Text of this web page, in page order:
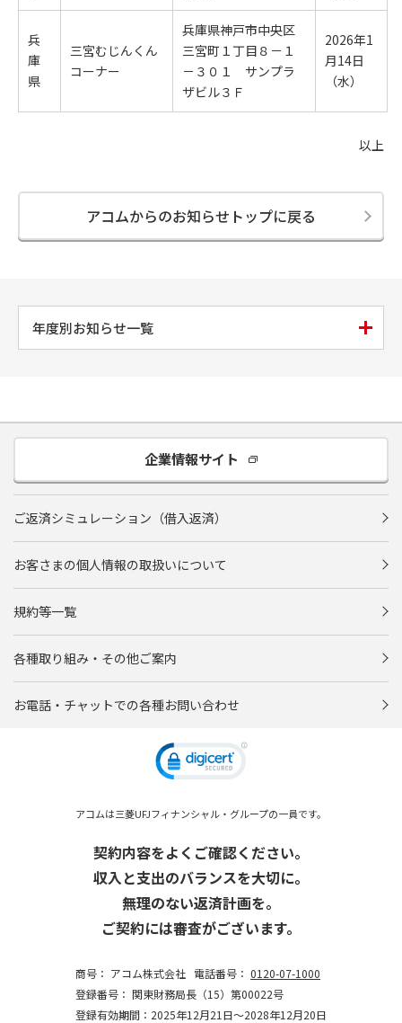
兵
庫
県
三宮むじんくん
コーナー
兵庫県神戸市中央区
三宮町１丁目８－１
－３０１ サンプラ
ザビル３Ｆ
2026年1
月14日
（水）
以上
アコムからのお知らせトップに戻る
年度別お知らせ一覧
企業情報サイト
ご返済シミュレーション（借入返済）
お客さまの個人情報の取扱いについて
規約等一覧
各種取り組み・その他ご案内
お電話・チャットでの各種お問い合わせ
アコムは三菱UFJフィナンシャル・グループの一員です。
契約内容をよくご確認ください。
収入と支出のバランスを大切に。
無理のない返済計画を。
ご契約には審査がございます。
商号： アコム株式会社 電話番号： 0120-07-1000
登録番号： 関東財務局長（15）第00022号
登録有効期間：2025年12月21日～2028年12月20日